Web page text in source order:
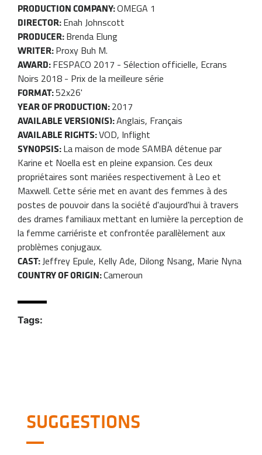
PRODUCTION COMPANY:OMEGA 1
DIRECTOR:Enah Johnscott
PRODUCER:Brenda Elung
WRITER:Proxy Buh M.
AWARD:FESPACO 2017 - Sélection officielle, Ecrans
Noirs 2018 - Prix de la meilleure série
FORMAT:52x26'
YEAR OF PRODUCTION:2017
AVAILABLE VERSION(S):Anglais, Français
AVAILABLE RIGHTS:VOD, Inflight
SYNOPSIS:La maison de mode SAMBA détenue par
Karine et Noella est en pleine expansion. Ces deux
propriétaires sont mariées respectivement à Leo et
Maxwell. Cette série met en avant des femmes à des
postes de pouvoir dans la société d'aujourd'hui à travers
des drames familiaux mettant en lumière la perception de
la femme carriériste et confrontée parallèlement aux
problèmes conjugaux.
CAST: Jeffrey Epule, Kelly Ade, Dilong Nsang, Marie Nyna
COUNTRY OF ORIGIN:Cameroun
Tags:
SUGGESTIONS